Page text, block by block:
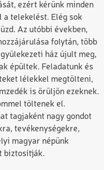
ezért kérünk minden
a telekelést. Elég sok
Az utóbbi években,
folytán, több
ház újult meg,
épültek. Feladatunk és
lélekkel megtölteni,
is örüljön ezeknek.
töltenek el.
tagjaként nagy gondot
tevékenységekre,
magyar népünk
biztosítják.